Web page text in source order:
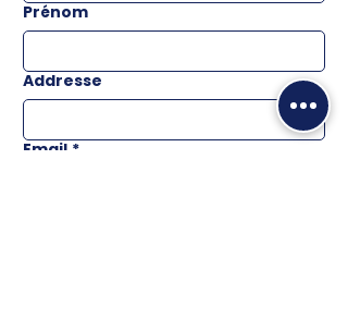
Prénom
Addresse
Email *